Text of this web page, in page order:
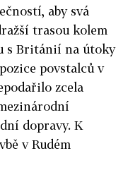
aby svá
trasou kolem
s Británií na útoky
povstalců v
zcela
dopravy. K
v Rudém